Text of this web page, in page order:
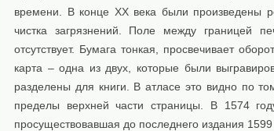
времени. В конце XX века были произведены
чистка загрязнений. Поле между границей
отсутствует. Бумага тонкая, просвечивает
карта – одна из двух, которые были
разделены для книги. В атласе это видно по
пределы верхней части страницы. В 1574
просуществовавшая до последнего издания 1599